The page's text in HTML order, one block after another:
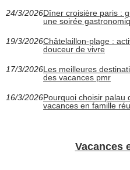
24/3/2026Dîner croisière paris :
une soirée
19/3/2026Châtelaillon-plage :
douceur de vivre
17/3/2026Les meilleures
des vacances pmr
16/3/2026Pourquoi choisir palau
vacances en famille
Vacances